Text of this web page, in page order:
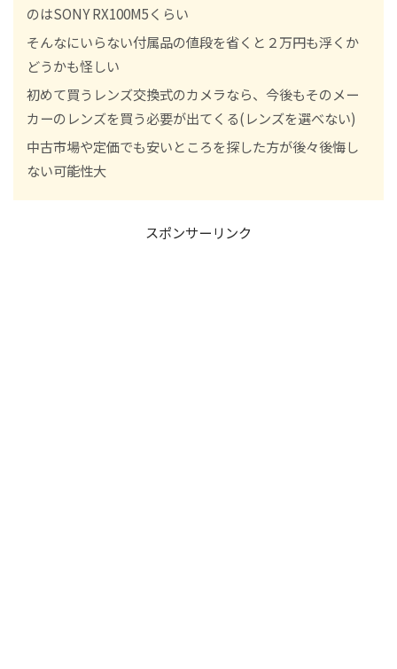
のはSONY RX100M5くらい
そんなにいらない付属品の値段を省くと２万円も浮くか
どうかも怪しい
初めて買うレンズ交換式のカメラなら、今後もそのメー
カーのレンズを買う必要が出てくる(レンズを選べない)
中古市場や定価でも安いところを探した方が後々後悔し
ない可能性大
スポンサーリンク